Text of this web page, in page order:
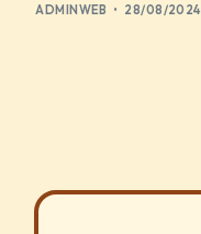
ADMINWEB 28/08/2024